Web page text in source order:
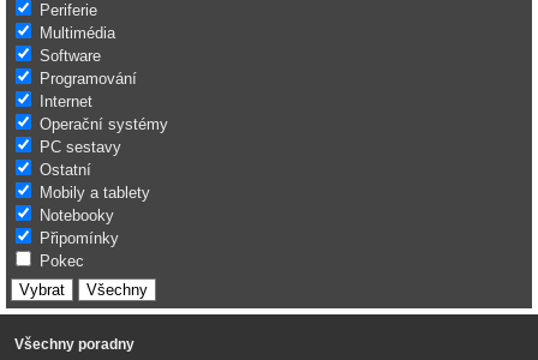
Periferie
Multimédia
Software
Programování
Internet
Operační systémy
PC sestavy
Ostatní
Mobily a tablety
Notebooky
Připomínky
Pokec
Všechny poradny